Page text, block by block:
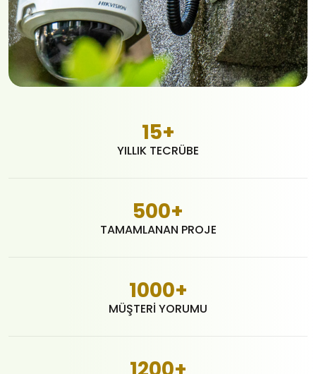
15+
YILLIK TECRÜBE
500+
TAMAMLANAN PROJE
1000+
MÜŞTERI YORUMU